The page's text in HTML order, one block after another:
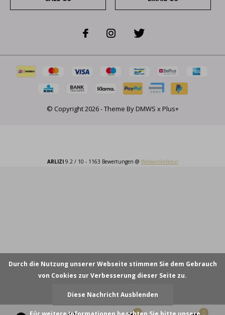
© Copyright2026- Theme ByDMWS xPlus+
0 0
ARLIZI9.2 / 10 - 1163 Bewertungen @ Webwinkelkeur
Durch die Nutzung unserer Webseite stimmen Sie dem Gebrauch
von Cookies zur Verbesserung dieser Seite zu.
Diese Nachricht Ausblenden